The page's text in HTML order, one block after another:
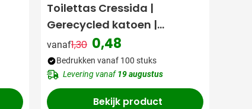
Toilettas Cressida |
Gerecycled katoen |
Ritssluiting
vanaf
Normale prijs
1,30 0,48
Bedrukken vanaf 100 stuks
Levering vanaf19 augustus
Bekijk product